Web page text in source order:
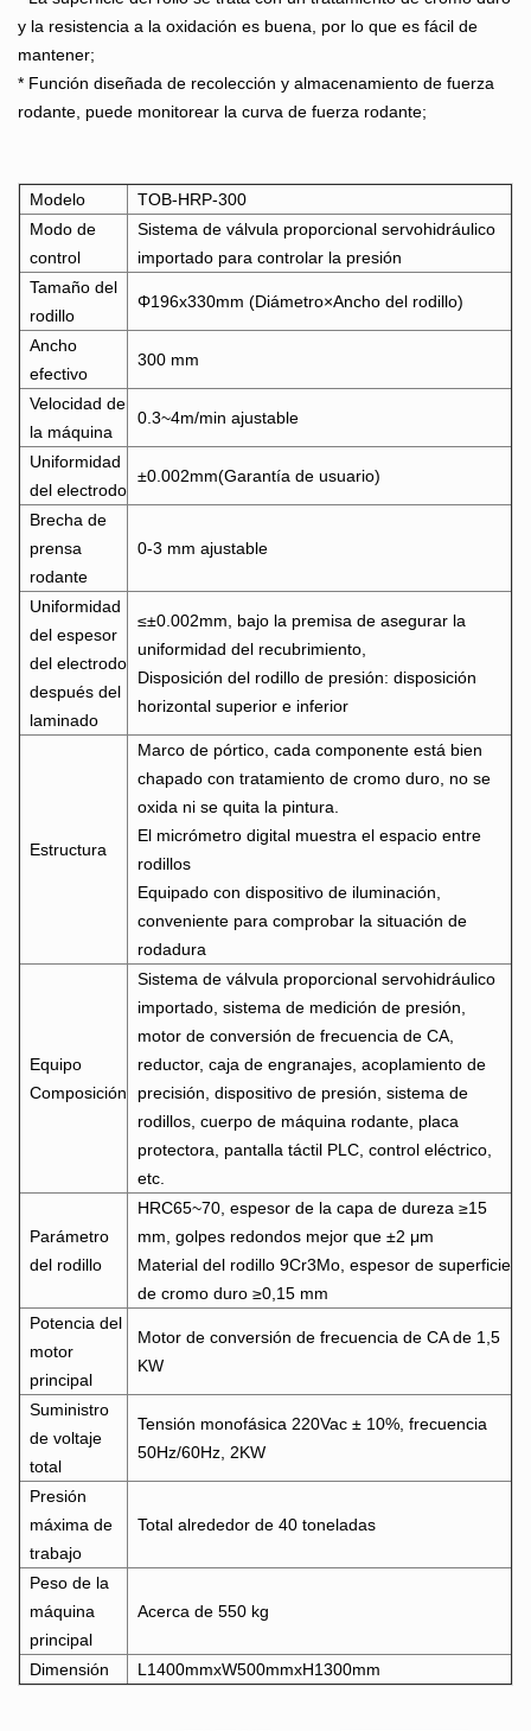
y la resistencia a la oxidación es buena, por lo que es fácil de
mantener;
* Función diseñada de recolección y almacenamiento de fuerza
rodante, puede monitorear la curva de fuerza rodante;
Modelo
TOB-HRP-300
Modo de
control
Sistema de válvula proporcional servohidráulico
importado para controlar la presión
Tamaño del
rodillo
Φ196x330mm (Diámetro×Ancho del rodillo)
Ancho
efectivo
300 mm
Velocidad de
la máquina
0.3~4m/min ajustable
Uniformidad
del electrodo
±0.002mm(Garantía de usuario)
Brecha de
prensa
rodante
0-3 mm ajustable
Uniformidad
del espesor
del electrodo
después del
laminado
≤±0.002mm, bajo la premisa de asegurar la
uniformidad del recubrimiento,
Disposición del rodillo de presión: disposición
horizontal superior e inferior
Estructura
Marco de pórtico, cada componente está bien
chapado con tratamiento de cromo duro, no se
oxida ni se quita la pintura.
El micrómetro digital muestra el espacio entre
rodillos
Equipado con dispositivo de iluminación,
conveniente para comprobar la situación de
rodadura
Equipo
Composición
Sistema de válvula proporcional servohidráulico
importado, sistema de medición de presión,
motor de conversión de frecuencia de CA,
reductor, caja de engranajes, acoplamiento de
precisión, dispositivo de presión, sistema de
rodillos, cuerpo de máquina rodante, placa
protectora, pantalla táctil PLC, control eléctrico,
etc.
Parámetro
del rodillo
HRC65~70, espesor de la capa de dureza ≥15
mm, golpes redondos mejor que ±2 μm
Material del rodillo 9Cr3Mo, espesor de superficie
de cromo duro ≥0,15 mm
Potencia del
motor
principal
Motor de conversión de frecuencia de CA de 1,5
KW
Suministro
de voltaje
total
Tensión monofásica 220Vac ± 10%, frecuencia
50Hz/60Hz, 2KW
Presión
máxima de
trabajo
Total alrededor de 40 toneladas
Peso de la
máquina
principal
Acerca de 550 kg
Dimensión L1400mmxW500mmxH1300mm